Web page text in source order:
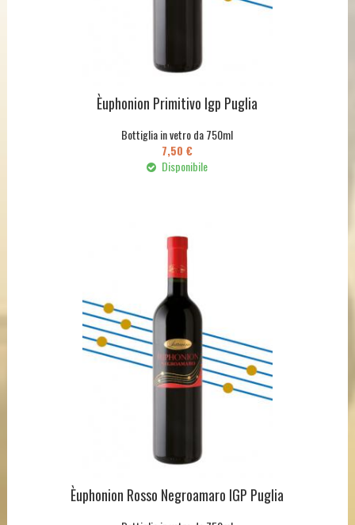
Èuphonion Primitivo Igp Puglia
Bottiglia in vetro da 750ml
7,50 €
Disponibile
Èuphonion Rosso Negroamaro IGP Puglia